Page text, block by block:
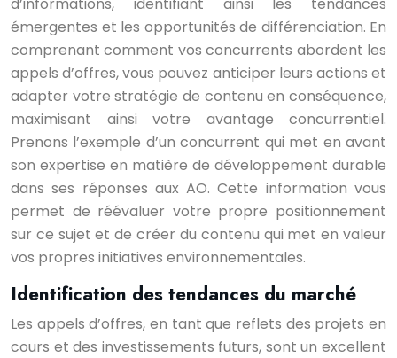
émergentes et les opportunités de différenciation. En
comprenant comment vos concurrents abordent les
appels d’offres, vous pouvez anticiper leurs actions et
adapter votre stratégie de contenu en conséquence,
maximisant ainsi votre avantage concurrentiel.
Prenons l’exemple d’un concurrent qui met en avant
son expertise en matière de développement durable
dans ses réponses aux AO. Cette information vous
permet de réévaluer votre propre positionnement
sur ce sujet et de créer du contenu qui met en valeur
vos propres initiatives environnementales.
Identification des tendances du marché
Les appels d’offres, en tant que reflets des projets en
cours et des investissements futurs, sont un excellent